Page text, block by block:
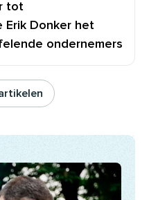
tot
Erik Donker het
ondernemers